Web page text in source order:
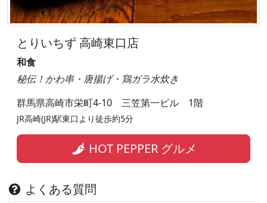
とりいちず 高崎東口店
和食
秘伝！かわ串・唐揚げ・鶏ガラ水炊き
群馬県高崎市栄町4-10 三笠第一ビル 1階
JR高崎(JR)駅東口より徒歩約5分
HOT PEPPER グルメ
よくある質問